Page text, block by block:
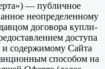
— публичное
неопределенному
договора купли-
доступа
содержимому Сайта
способом на